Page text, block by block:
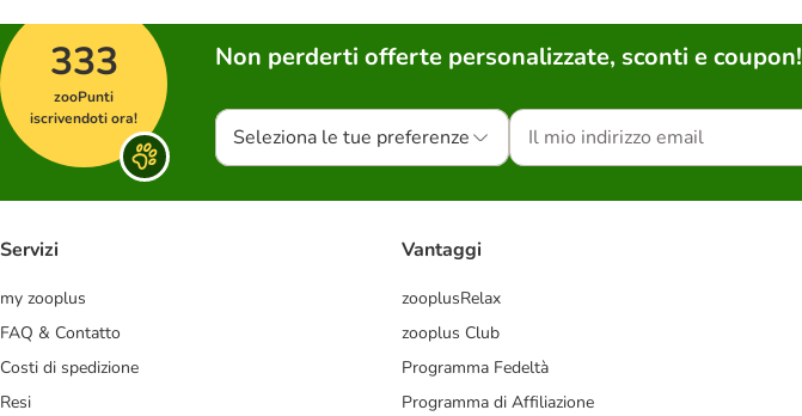
333
zooPunti
iscrivendoti ora!
Non perderti offerte personalizzate, sconti e coupon!
Seleziona le tue preferenze
Servizi
my zooplus
FAQ & Contatto
Costi di spedizione
Resi
Vantaggi
zooplusRelax
zooplus Club
Programma Fedeltà
Programma di Affiliazione